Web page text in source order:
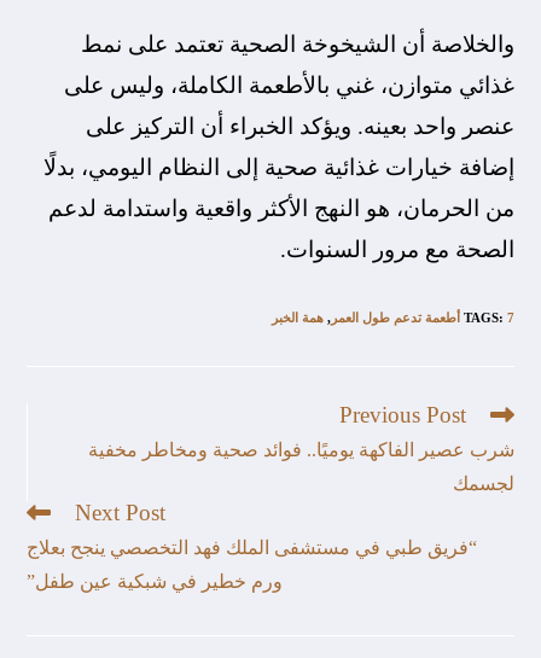
والخلاصة أن الشيخوخة الصحية تعتمد على نمط
غذائي متوازن، غني بالأطعمة الكاملة، وليس على
عنصر واحد بعينه. ويؤكد الخبراء أن التركيز على
إضافة خيارات غذائية صحية إلى النظام اليومي، بدلًا
من الحرمان، هو النهج الأكثر واقعية واستدامة لدعم
الصحة مع مرور السنوات.
TAGS: 7 أطعمة تدعم طول العمر , همة الخبر
Previous Post
شرب عصير الفاكهة يوميًا.. فوائد صحية ومخاطر مخفية
لجسمك
Next Post
“فريق طبي في مستشفى الملك فهد التخصصي ينجح بعلاج
ورم خطير في شبكية عين طفل”